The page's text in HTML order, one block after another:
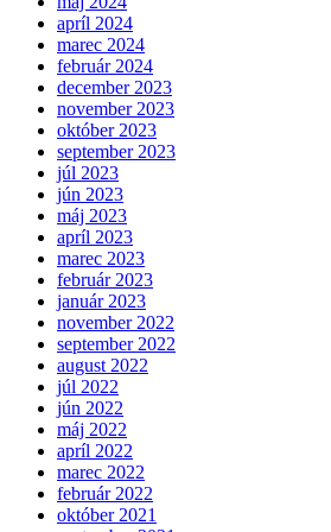
apríl 2024
marec 2024
február 2024
december 2023
november 2023
október 2023
september 2023
júl 2023
jún 2023
máj 2023
apríl 2023
marec 2023
február 2023
január 2023
november 2022
september 2022
august 2022
júl 2022
jún 2022
máj 2022
apríl 2022
marec 2022
február 2022
október 2021